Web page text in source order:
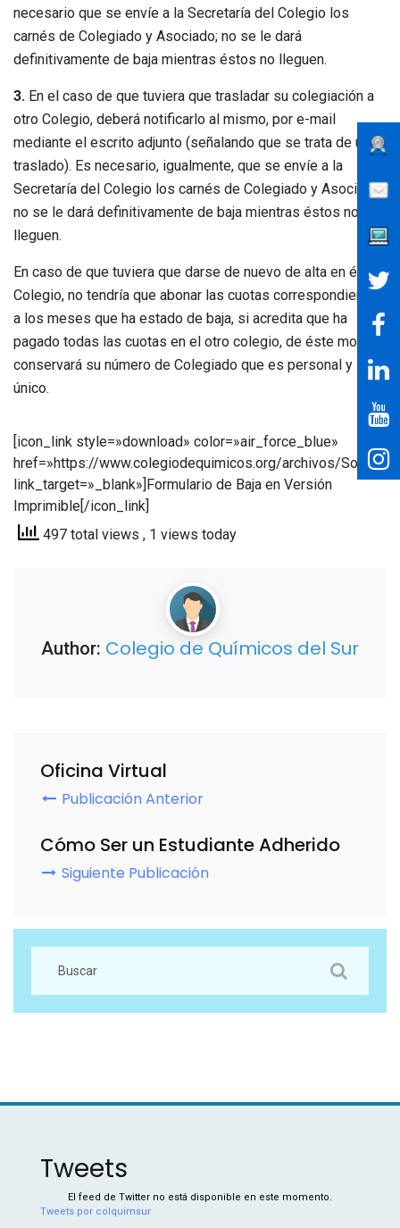
necesario que se envíe a la Secretaría del Colegio los
carnés de Colegiado y Asociado; no se le dará
definitivamente de baja mientras éstos no lleguen.
3. En el caso de que tuviera que trasladar su colegiación a
otro Colegio, deberá notificarlo al mismo, por e-mail
mediante el escrito adjunto (señalando que se trata de un
traslado). Es necesario, igualmente, que se envíe a la
Secretaría del Colegio los carnés de Colegiado y Asociado;
no se le dará definitivamente de baja mientras éstos no
lleguen.
En caso de que tuviera que darse de nuevo de alta en éste
Colegio, no tendría que abonar las cuotas correspondientes
a los meses que ha estado de baja, si acredita que ha
pagado todas las cuotas en el otro colegio, de éste modo
conservará su número de Colegiado que es personal y
único.
[icon_link style=»download» color=»air_force_blue»
href=»https://www.colegiodequimicos.org/archivos/
link_target=»_blank»]Formulario de Baja en Versión
Imprimible[/icon_link]
497 total views , 1 views today
Author: Colegio de Químicos del Sur
Oficina Virtual
Publicación Anterior
Cómo Ser un Estudiante Adherido
Siguiente Publicación
Tweets
El feed de Twitter no está disponible en este momento.
Tweets por colquimsur